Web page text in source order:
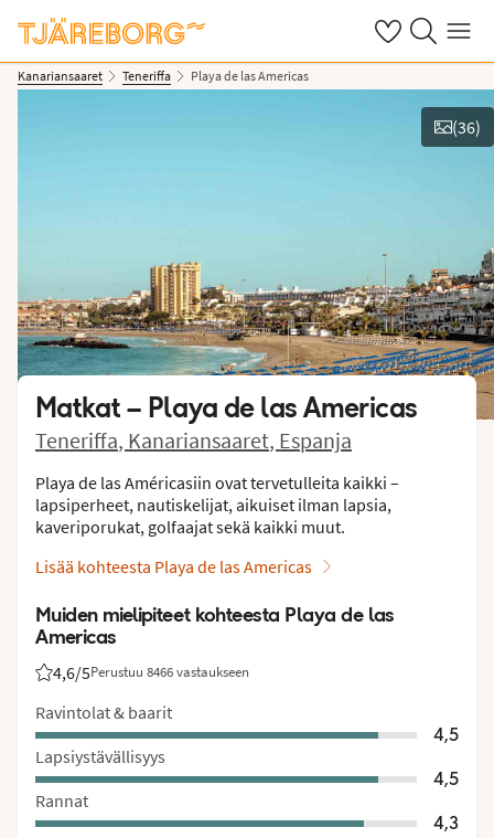
OmatHaku Valikko
Kanariansaaret Teneriffa Playa de las Americas
(36)
Matkat – Playa de las Americas
Teneriffa, Kanariansaaret, Espanja
Playa de las Américasiin ovat tervetulleita kaikki –
lapsiperheet, nautiskelijat, aikuiset ilman lapsia,
kaveriporukat, golfaajat sekä kaikki muut.
Lisää kohteesta Playa de las Americas
Muiden mielipiteet kohteesta Playa de las
Americas
4,6/5Perustuu 8466 vastaukseen
Asiakkaidemme arviot: 4.6/5
Ravintolat & baarit
4,5
Lapsiystävällisyys
4,5
Rannat
4,3